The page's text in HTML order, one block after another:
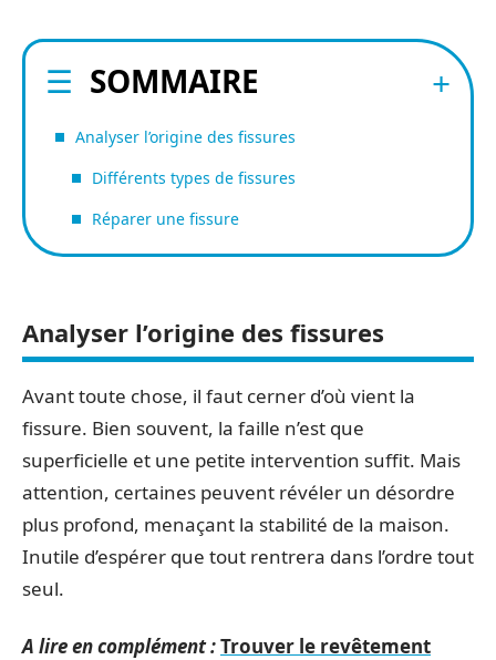
SOMMAIRE
Analyser l’origine des fissures
Différents types de fissures
Réparer une fissure
Analyser l’origine des fissures
Avant toute chose, il faut cerner d’où vient la
fissure. Bien souvent, la faille n’est que
superficielle et une petite intervention suffit. Mais
attention, certaines peuvent révéler un désordre
plus profond, menaçant la stabilité de la maison.
Inutile d’espérer que tout rentrera dans l’ordre tout
seul.
A lire en complément :Trouver le revêtement